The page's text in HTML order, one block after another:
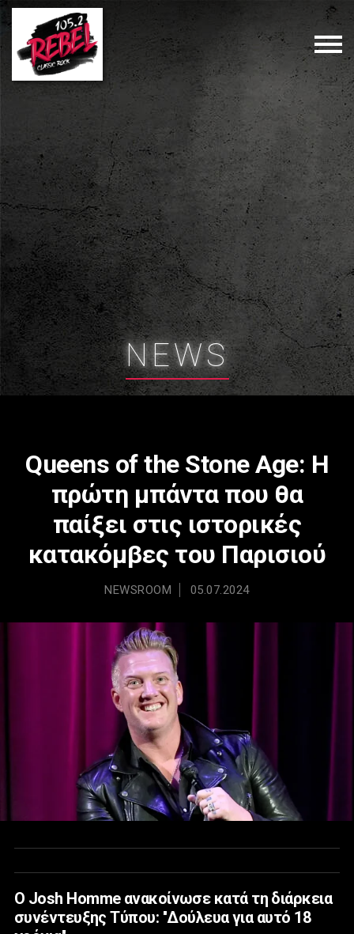
NEWS
Queens of the Stone Age: Η
πρώτη μπάντα που θα
παίξει στις ιστορικές
κατακόμβες του Παρισιού
NEWSROOM 05.07.2024
Ο Josh Homme ανακοίνωσε κατά τη διάρκεια
συνέντευξης Τύπου: ''Δούλευα για αυτό 18